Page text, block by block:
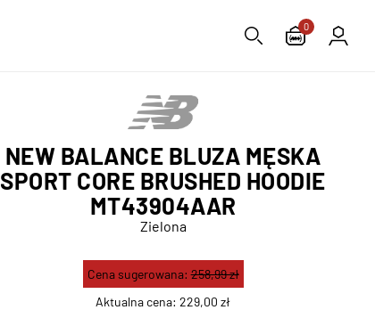
0
NEW BALANCE BLUZA MĘSKA
SPORT CORE BRUSHED HOODIE
MT43904AAR
Zielona
Aktualna cena:229,00 zł
Cena sugerowana:258,99 zł